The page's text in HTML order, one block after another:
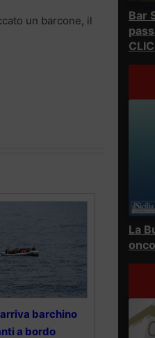
un barcone, il
barchino
a bordo
Bar
La